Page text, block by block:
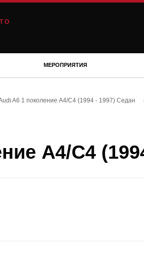
МЕРОПРИЯТИЯ
A6 1 поколение A4/C4 (1994 - 1997) Седан
A4/C4